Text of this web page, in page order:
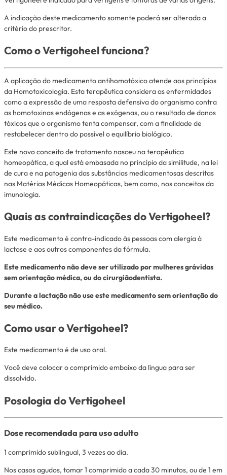
A indicação deste medicamento somente poderá ser alterada a
critério do prescritor.
Como o Vertigoheel funciona?
A aplicação do medicamento antihomotóxico atende aos princípios
da Homotoxicologia. Esta terapêutica considera as enfermidades
como a expressão de uma resposta defensiva do organismo contra
as homotoxinas endógenas e as exógenas, ou o resultado de danos
tóxicos que o organismo tenta compensar, com a finalidade de
restabelecer dentro do possível o equilíbrio biológico.
Este novo conceito de tratamento nasceu na terapêutica
homeopática, a qual está embasada no princípio da similitude, na lei
de cura e na patogenia das substâncias medicamentosas descritas
nas Matérias Médicas Homeopáticas, bem como, nos conceitos da
imunologia.
Quais as contraindicações do Vertigoheel?
Este medicamento é contra-indicado às pessoas com alergia à
lactose e aos outros componentes da fórmula.
Este medicamento não deve ser utilizado por mulheres grávidas
sem orientação médica, ou do cirurgiãodentista.
Durante a lactação não use este medicamento sem orientação do
seu médico.
Como usar o Vertigoheel?
Este medicamento é de uso oral.
Você deve colocar o comprimido embaixo da língua para ser
dissolvido.
Posologia do Vertigoheel
Dose recomendada para uso adulto
1 comprimido sublingual, 3 vezes ao dia.
Nos casos agudos, tomar 1 comprimido a cada 30 minutos, ou de 1 em